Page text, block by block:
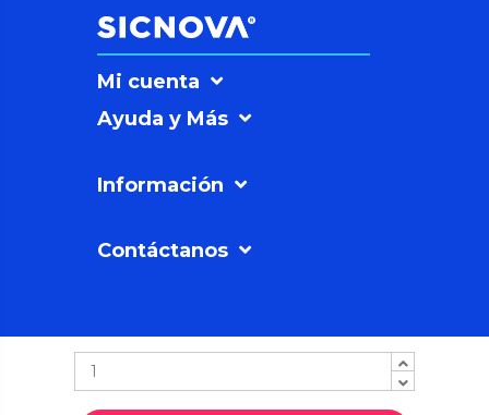
Mi cuenta
Ayuda y Más
Información
Contáctanos
SICNOVAº
©2026Soluciones
Sicnova SL |Política